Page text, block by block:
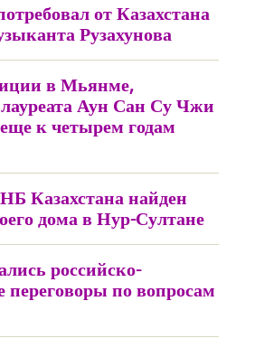
от Казахстана
Рузахунова
в Мьянме,
лауреата Аун Сан Су Чжи
к четырем годам
Казахстана найден
дома в Нур-Султане
российско-
переговоры по вопросам